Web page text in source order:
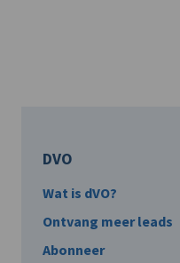
DVO
Wat is dVO?
Ontvang meer leads
Abonneer